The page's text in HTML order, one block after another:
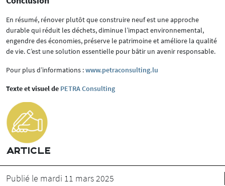
En résumé, rénover plutôt que construire neuf est une approche
durable qui réduit les déchets, diminue l’impact environnemental,
engendre des économies, préserve le patrimoine et améliore la qualité
de vie. C’est une solution essentielle pour bâtir un avenir responsable.
Pour plus d’informations :www.petraconsulting.lu
Texte et visuel de PETRA Consulting
ARTICLE
Publié le mardi 11 mars 2025